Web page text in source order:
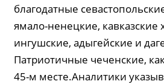
благодатные
ямало-ненецкие,
ингушские, адыгейские и
Патриотичные чеченские,
45-м месте.Аналитики